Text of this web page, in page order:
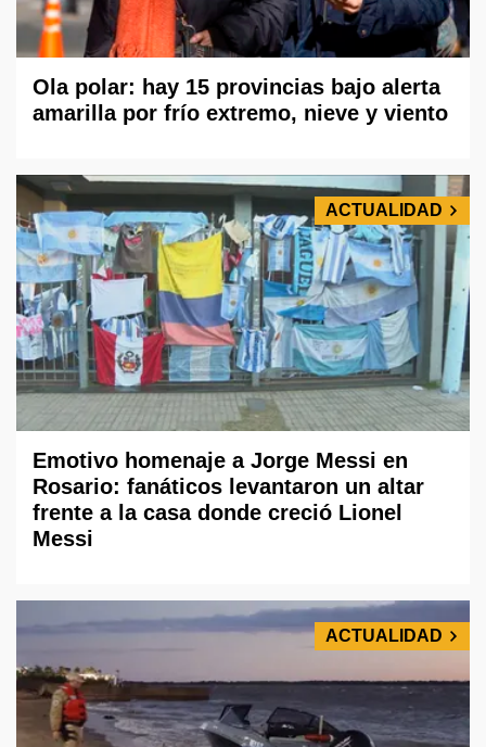
Ola polar: hay 15 provincias bajo alerta
amarilla por frío extremo, nieve y viento
ACTUALIDAD
Emotivo homenaje a Jorge Messi en
Rosario: fanáticos levantaron un altar
frente a la casa donde creció Lionel
Messi
ACTUALIDAD